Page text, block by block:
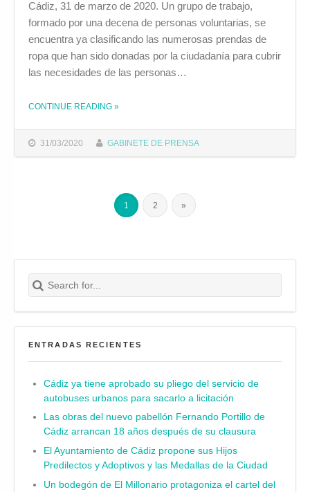
31/03/2020 GABINETE DE PRENSA
Cádiz, 31 de marzo de 2020. Un grupo de trabajo,
formado por una decena de personas voluntarias, se
encuentra ya clasificando las numerosas prendas de
ropa que han sido donadas por la ciudadanía para cubrir
las necesidades de las personas…
CONTINUE READING THE "UN GRUPO DE VOLUNTARIOS CLASIFICA LA ROPA QUE SE ENTREGARÁ ESTE VIERNES EN ELCANO"
»
1 2 »
Search for:
Buscar
ENTRADAS RECIENTES
Cádiz ya tiene aprobado su pliego del servicio de
autobuses urbanos para sacarlo a licitación
Las obras del nuevo pabellón Fernando Portillo de
Cádiz arrancan 18 años después de su clausura
El Ayuntamiento de Cádiz propone sus Hijos
Predilectos y Adoptivos y las Medallas de la Ciudad
Un bodegón de El Millonario protagoniza el cartel del